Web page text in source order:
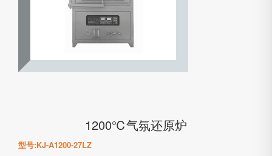
1200℃气氛还原炉
型号:KJ-A1200-27LZ